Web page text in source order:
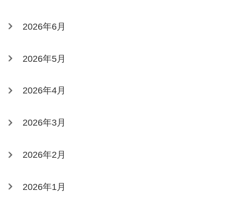
2026年6月
2026年5月
2026年4月
2026年3月
2026年2月
2026年1月